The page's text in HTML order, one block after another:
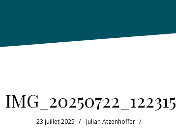
IMG_20250722_122315
23 juillet 2025 Julian Atzenhoffer